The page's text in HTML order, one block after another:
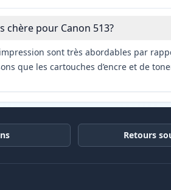
chère pour Canon 513?
sont très abordables par
que les cartouches d’encre et de
Retours